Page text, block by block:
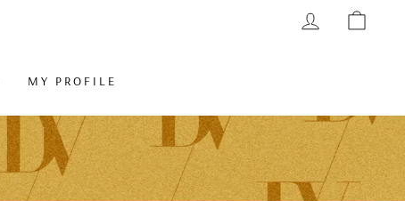
LOG IN
MY PROFILE